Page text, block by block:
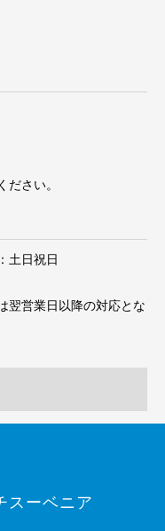
ださい。
土日祝日
翌営業日以降の対応とな
スーベニア